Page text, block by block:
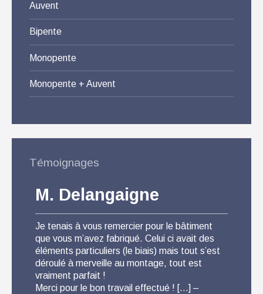
Auvent
Bipente
Monopente
Monopente + Auvent
Témoignages
M. Delangaigne
Je tenais à vous remercier pour le bâtiment
que vous m’avez fabriqué. Celui ci avait des
éléments particuliers (le biais) mais tout s’est
déroulé à merveille au montage, tout est
vraiment parfait !
Merci pour le bon travail effectué ! […] –